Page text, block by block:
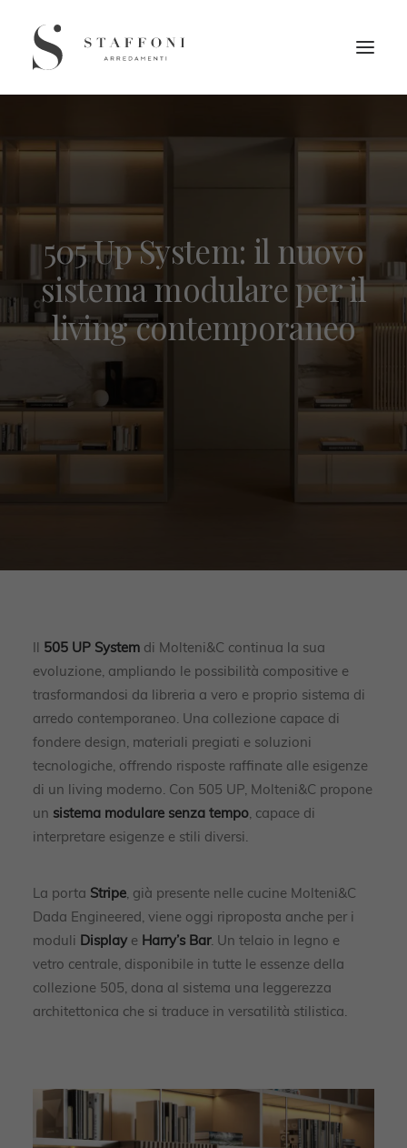
505 Up System: il nuovo
sistema modulare per il
living contemporaneo
Il 505 UP System di Molteni&C continua la sua
evoluzione, ampliando le possibilità compositive e
trasformandosi da libreria a vero e proprio sistema di
arredo contemporaneo. Una collezione capace di
fondere design, materiali pregiati e soluzioni
tecnologiche, offrendo risposte raffinate alle esigenze
di un living moderno. Con 505 UP, Molteni&C propone
un sistema modulare senza tempo, capace di
interpretare esigenze e stili diversi.
La porta Stripe, già presente nelle cucine Molteni&C
Dada Engineered, viene oggi riproposta anche per i
moduli Displaye Harry’s Bar. Un telaio in legno e
vetro centrale, disponibile in tutte le essenze della
collezione 505, dona al sistema una leggerezza
architettonica che si traduce in versatilità stilistica.